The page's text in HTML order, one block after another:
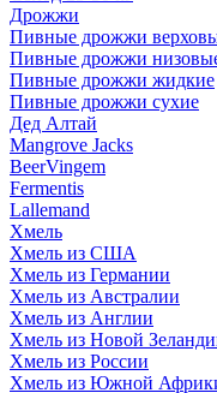
Дрожжи
Пивные дрожжи
Пивные дрожжи
Пивные дрожжи жидкие
Пивные дрожжи сухие
Дед Алтай
Mangrove Jacks
BeerVingem
Fermentis
Lallemand
Хмель
Хмель из США
Хмель из Германии
Хмель из Австралии
Хмель из Англии
Хмель из Новой
Хмель из России
Хмель из Южной